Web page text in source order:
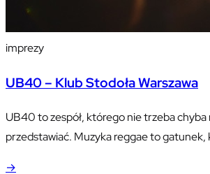
imprezy
UB40 – Klub Stodoła Warszawa
UB40 to zespół, którego nie trzeba chyba
przedstawiać. Muzyka reggae to gatunek,
→